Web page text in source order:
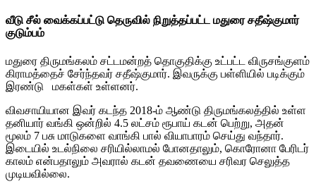
வீடு சீல் வைக்கப்பட்டு தெருவில் நிறுத்தப்பட்ட மதுரை சதீஷ்குமார்
குடும்பம்
மதுரை திருமங்கலம் சட்டமன்றத் தொகுதிக்கு உட்பட்ட விருசங்குளம்
கிராமத்தைச் சேர்ந்தவர் சதீஷ்குமார். இவருக்கு பள்ளியில் படிக்கும்
இரண்டு மகள்கள் உள்ளனர்.
விவசாயியான இவர் கடந்த 2018-ம் ஆண்டு திருமங்கலத்தில் உள்ள
தனியார் வங்கி ஒன்றில் 4.5 லட்சம் ரூபாய் கடன் பெற்று, அதன்
மூலம் 7 பசு மாடுகளை வாங்கி பால் வியாபாரம் செய்து வந்தார்.
இடையில் உடல்நிலை சரியில்லாமல் போனதாலும், கொரோனா பேரிடர்
காலம் என்பதாலும் அவரால் கடன் தவணையை சரிவர செலுத்த
முடியவில்லை.